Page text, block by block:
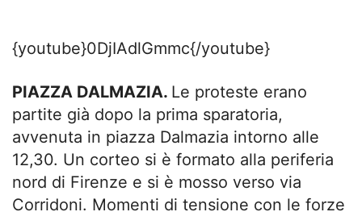
{youtube}0DjIAdlGmmc{/youtube}
PIAZZA DALMAZIA. Le proteste erano
partite già dopo la prima sparatoria,
avvenuta in piazza Dalmazia intorno alle
12,30. Un corteo si è formato alla periferia
nord di Firenze e si è mosso verso via
Corridoni. Momenti di tensione con le forze